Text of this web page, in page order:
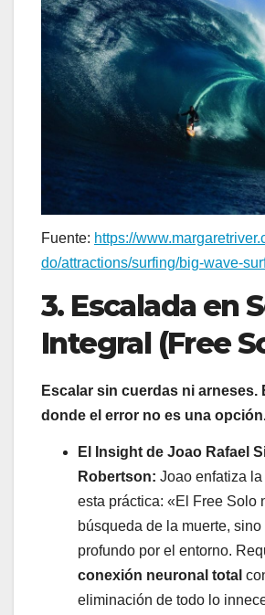
Fuente: https://
do/attractions/surfing/big-wave-
3. Escalada en
Integral (Free
Escalar sin cuerdas ni arneses.
donde el error no es una
El Insight de Joao Rafael
Robertson: Joao enfatiza
esta práctica: «El Free Solo
búsqueda de la muerte,
profundo por el entorno.
conexión neuronal total
eliminación de todo lo